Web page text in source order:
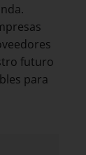
futuro
para